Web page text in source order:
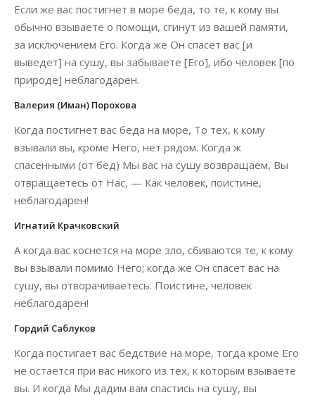
Если же вас постигнет в море беда, то те, к кому вы
обычно взываете о помощи, сгинут из вашей памяти,
за исключением Его. Когда же Он спасет вас [и
выведет] на сушу, вы забываете [Его], ибо человек [по
природе] неблагодарен.
Валерия (Иман) Порохова
Когда постигнет вас беда на море, То тех, к кому
взывали вы, кроме Него, нет рядом. Когда ж
спасенными (от бед) Мы вас на сушу возвращаем, Вы
отвращаетесь от Нас, — Как человек, поистине,
неблагодарен!
Игнатий Крачковский
А когда вас коснется на море зло, сбиваются те, к кому
вы взывали помимо Него; когда же Он спасет вас на
сушу, вы отворачиваетесь. Поистине, человек
неблагодарен!
Гордий Саблуков
Когда постигает вас бедствие на море, тогда кроме Его
не остается при вас никого из тех, к которым взываете
вы. И когда Мы дадим вам спастись на сушу, вы